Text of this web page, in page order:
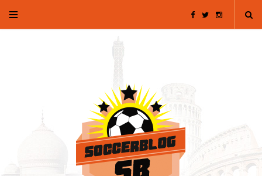
F T I
a